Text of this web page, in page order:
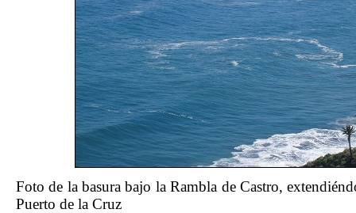
Foto de la basura bajo la Rambla de Castro,
Puerto de la Cruz